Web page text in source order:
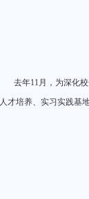
去年11月，为深化校
人才培养、实习实践基